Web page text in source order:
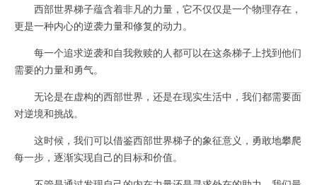
西部世界梯子蕴含着非凡的力量，它不仅仅是一个物理存在，
更是一种内心的逆袭力量和修复的动力。
每一个追求逆袭和自我救赎的人都可以在这条梯子上找到他们
需要的力量和勇气。
无论是在虚构的西部世界，还是在现实生活中，我们都需要面
对逆境和挑战。
这时候，我们可以借鉴西部世界梯子的象征意义，勇敢地攀爬
每一步，逐渐实现自己的目标和价值。